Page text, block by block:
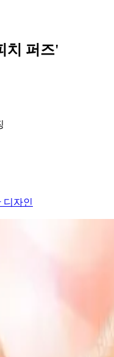
치 퍼즈'
디자인